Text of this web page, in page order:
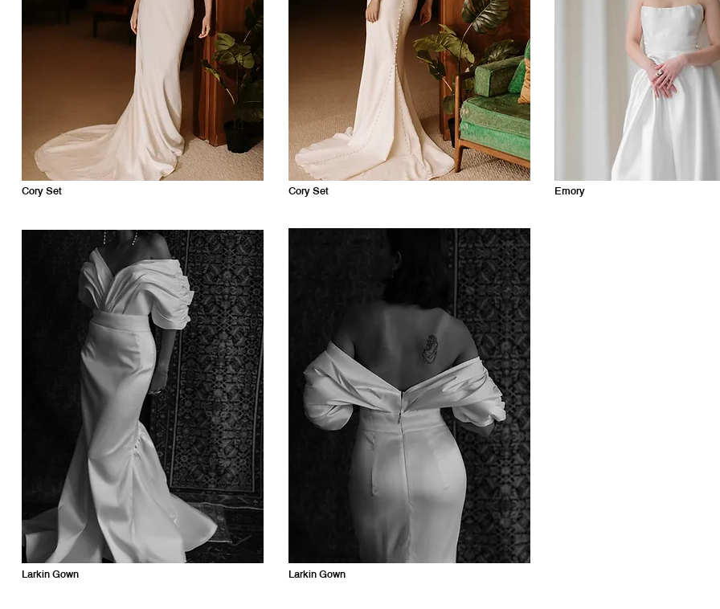
Cory Set Cory Set Emory
Larkin Gown Larkin Gown